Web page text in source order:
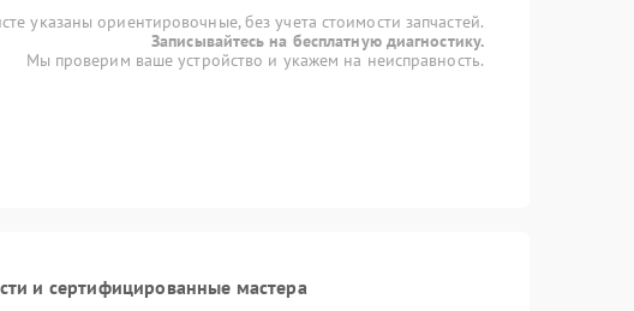
указаны ориентировочные, без учета стоимости запчастей.
Записывайтесь на бесплатную диагностику.
Мы проверим ваше устройство и укажем на неисправность.
и сертифицированные мастера